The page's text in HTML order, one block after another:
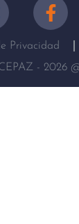
Privacidad
- 2026